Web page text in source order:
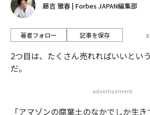
藤吉 雅春 | Forbes JAPAN編集部
著者フォロー 記事を保存
2つ目は、たくさん売れればいいとい
だ。
advertisement
「アマゾンの腐葉土のなかでしか生